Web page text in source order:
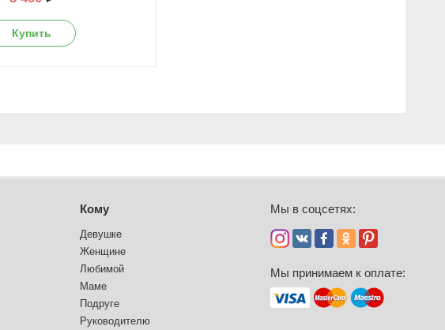
Кому
Девушке
Женщине
Любимой
Маме
Подруге
Руководителю
Мы в соцсетях:
Мы принимаем к оплате: